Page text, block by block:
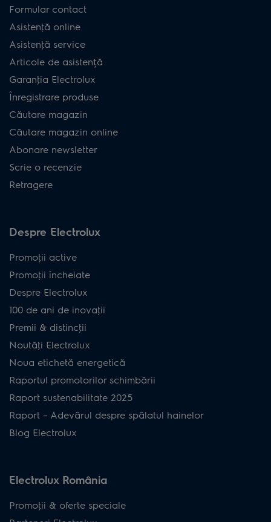
Formular contact
Asistenţă online
Asistenţă service
Articole de asistență
Garanţia Electrolux
Înregistrare produse
Căutare magazin
Căutare magazin online
Abonare newsletter
Scrie o recenzie
Retragere
Despre Electrolux
Promoţii active
Promoţii încheiate
Despre Electrolux
100 de ani de inovaţii
Premii & distincţii
Noutăţi Electrolux
Noua etichetă energetică
Raportul promotorilor schimbării
Raport sustenabilitate 2025
Raport – Adevărul despre spălatul hainelor
Blog Electrolux
Electrolux România
Promoţii & oferte speciale